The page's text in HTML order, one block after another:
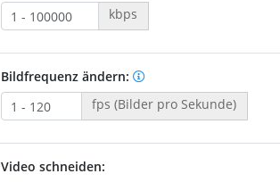
kbps
Bildfrequenz ändern:
fps (Bilder pro Sekunde)
Video schneiden: